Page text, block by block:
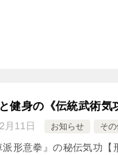
健身の《伝統武術気
月11日 お知らせ そ
形意拳』の秘伝気功